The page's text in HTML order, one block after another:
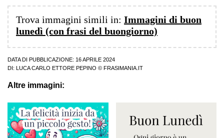
Trova immagini simili in: Immagini di buon
lunedì (con frasi del buongiorno)
DATA DI PUBBLICAZIONE: 16 APRILE 2024
DI:
LUCA CARLO ETTORE PEPINO © FRASIMANIA.IT
Altre immagini: